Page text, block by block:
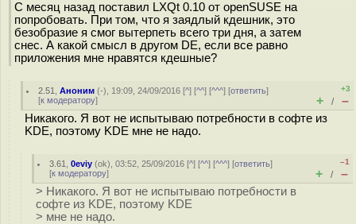
С месяц назад поставил LXQt 0.10 от openSUSE на
попробовать. При том, что я заядлый кдешник, это
безобразие я смог вытерпеть всего три дня, а затем
снес. А какой смысл в другом DE, если все равно
приложения мне нравятся кдешные?
2.51 ,Аноним (-), 19:09, 24/09/2016 [^] [^^] [^^^] [ответить]
[к модератору]
+3
+ / –
Никакого. Я вот не испытываю потребности в софте из
KDE, поэтому KDE мне не надо.
3.61 ,0eviy (ok), 03:52, 25/09/2016 [^] [^^] [^^^] [ответить]
[к модератору]
–1
+ / –
> Никакого. Я вот не испытываю потребности в
софте из KDE, поэтому KDE
> мне не надо.